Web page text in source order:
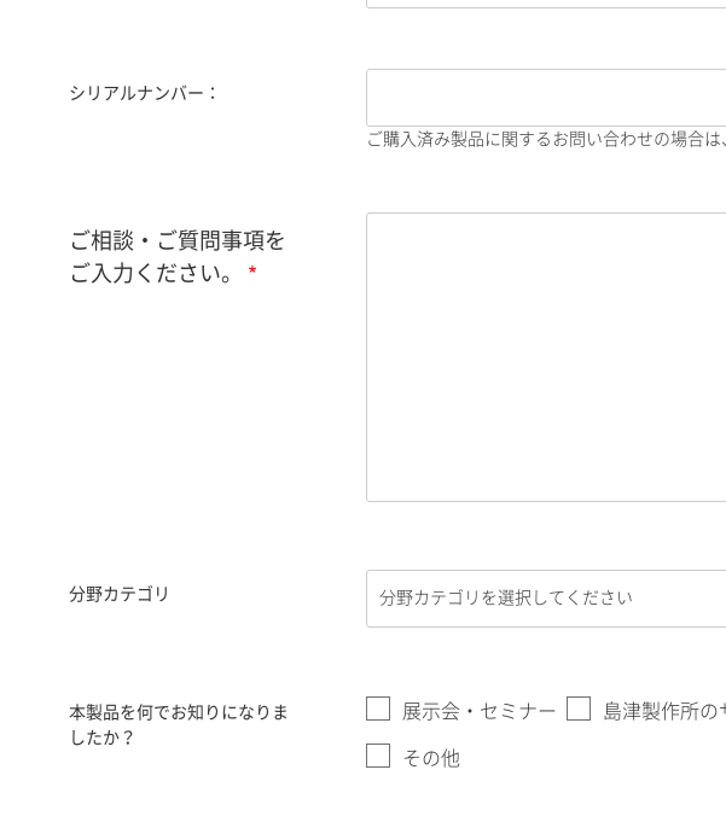
シリアルナンバー：
ご購入済み製品に関するお問い合わせの場合は
ご相談・ご質問事項を
ご入力ください。
分野カテゴリ
本製品を何でお知りになりま
したか？
展示会・セミナー 島津製作所の
その他